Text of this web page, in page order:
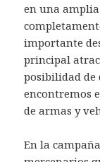
en una amplia
importante
principal
posibilidad de
encontremos
de armas y
En la